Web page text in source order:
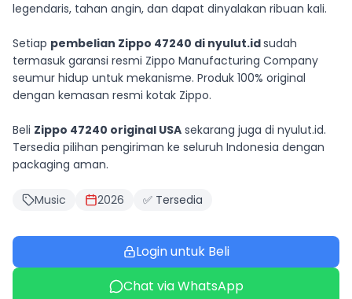
legendaris, tahan angin, dan dapat dinyalakan ribuan kali.
Setiap pembelian Zippo 47240 di nyulut.idsudah
termasuk garansi resmi Zippo Manufacturing Company
seumur hidup untuk mekanisme. Produk 100% original
dengan kemasan resmi kotak Zippo.
Beli Zippo 47240 original USA sekarang juga di nyulut.id.
Tersedia pilihan pengiriman ke seluruh Indonesia dengan
packaging aman.
Music 2026 ✅ Tersedia
Login untuk Beli
Chat via WhatsApp